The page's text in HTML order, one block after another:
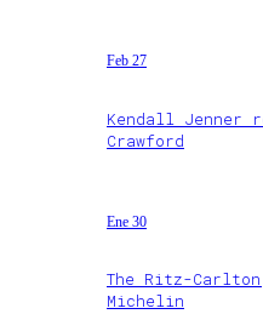
Feb 27
Kendall
Crawford
Ene 30
The Ritz-
Michelin